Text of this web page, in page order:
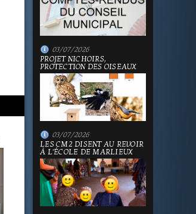
03/07/2026
PROJET NICHOIRS,
PROTECTION DES OISEAUX
03/07/2026
LES CM2 DISENT AU REVOIR
À L'ÉCOLE DE MARLIEUX